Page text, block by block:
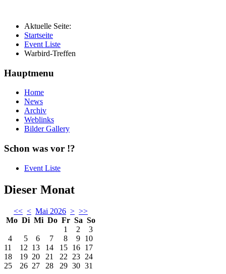
Aktuelle Seite:
Startseite
Event Liste
Warbird-Treffen
Hauptmenu
Home
News
Archiv
Weblinks
Bilder Gallery
Schon was vor !?
Event Liste
Dieser Monat
<< < Mai 2026 > >>
Mo Di Mi Do Fr Sa So
1
2
3
4
5 6 7 8 9 10
11
12 13 14 15 16 17
18
19 20 21 22 23 24
25
26 27 28 29 30 31